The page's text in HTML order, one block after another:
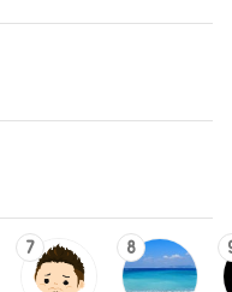
7 8